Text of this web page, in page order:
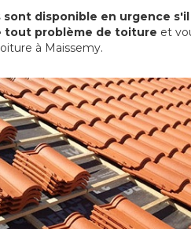
sont disponible en urgence
tout problème de toiture et
à Maissemy.